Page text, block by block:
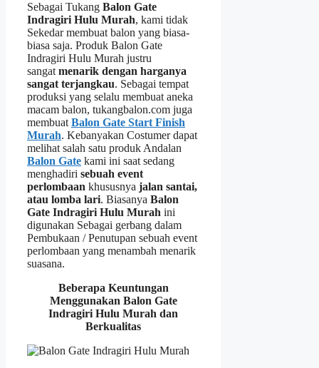
Sebagai Tukang Balon Gate
Indragiri Hulu Murah, kami tidak
Sekedar membuat balon yang biasa-
biasa saja. Produk Balon Gate
Indragiri Hulu Murah justru
sangatmenarik dengan harganya
sangat terjangkau. Sebagai tempat
produksi yang selalu membuat aneka
macam balon, tukangbalon.com juga
membuatBalon Gate Start Finish
Murah. Kebanyakan Costumer dapat
melihat salah satu produk Andalan
Balon Gate kami ini saat sedang
menghadiri sebuah event
perlombaan khususnya jalan santai,
atau lomba lari. Biasanya Balon
Gate Indragiri Hulu Murah ini
digunakan Sebagai gerbang dalam
Pembukaan / Penutupan sebuah event
perlombaan yang menambah menarik
suasana.
Beberapa Keuntungan
Menggunakan Balon Gate
Indragiri Hulu Murah dan
Berkualitas